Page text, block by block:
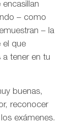
– como
– la
el que
a tener en tu
buenas,
reconocer
exámenes.